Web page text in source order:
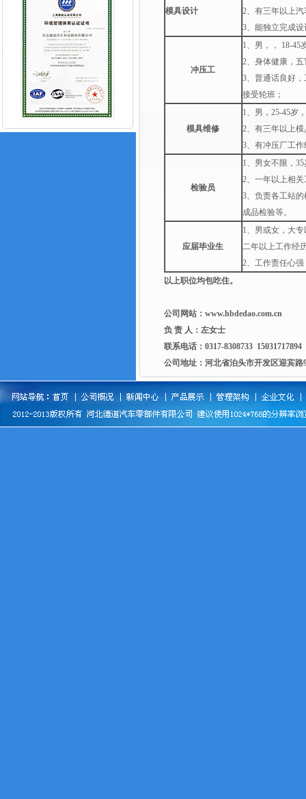
模具设计
2、有三年以上
3、能独立完成设
冲压工
1、男，， 18-45
2、身体健康，五
3、普通话良好
接受轮班；
模具维修
1、男，25-45岁
2、有三年以上
3、有冲压厂工
检验员
1、男女不限，
2、一年以上相
3、负责各工站
成品检验等。
应届毕业生
1、男或女，大
二年以上工作经
2、工作责任心
以上职位均包吃住。
公司网站： www.hbdedao.com.cn
负 责 人：左女士
联系电话：0317-8308733 15031717894
公司地址： 河北省泊头市开发区迎宾路